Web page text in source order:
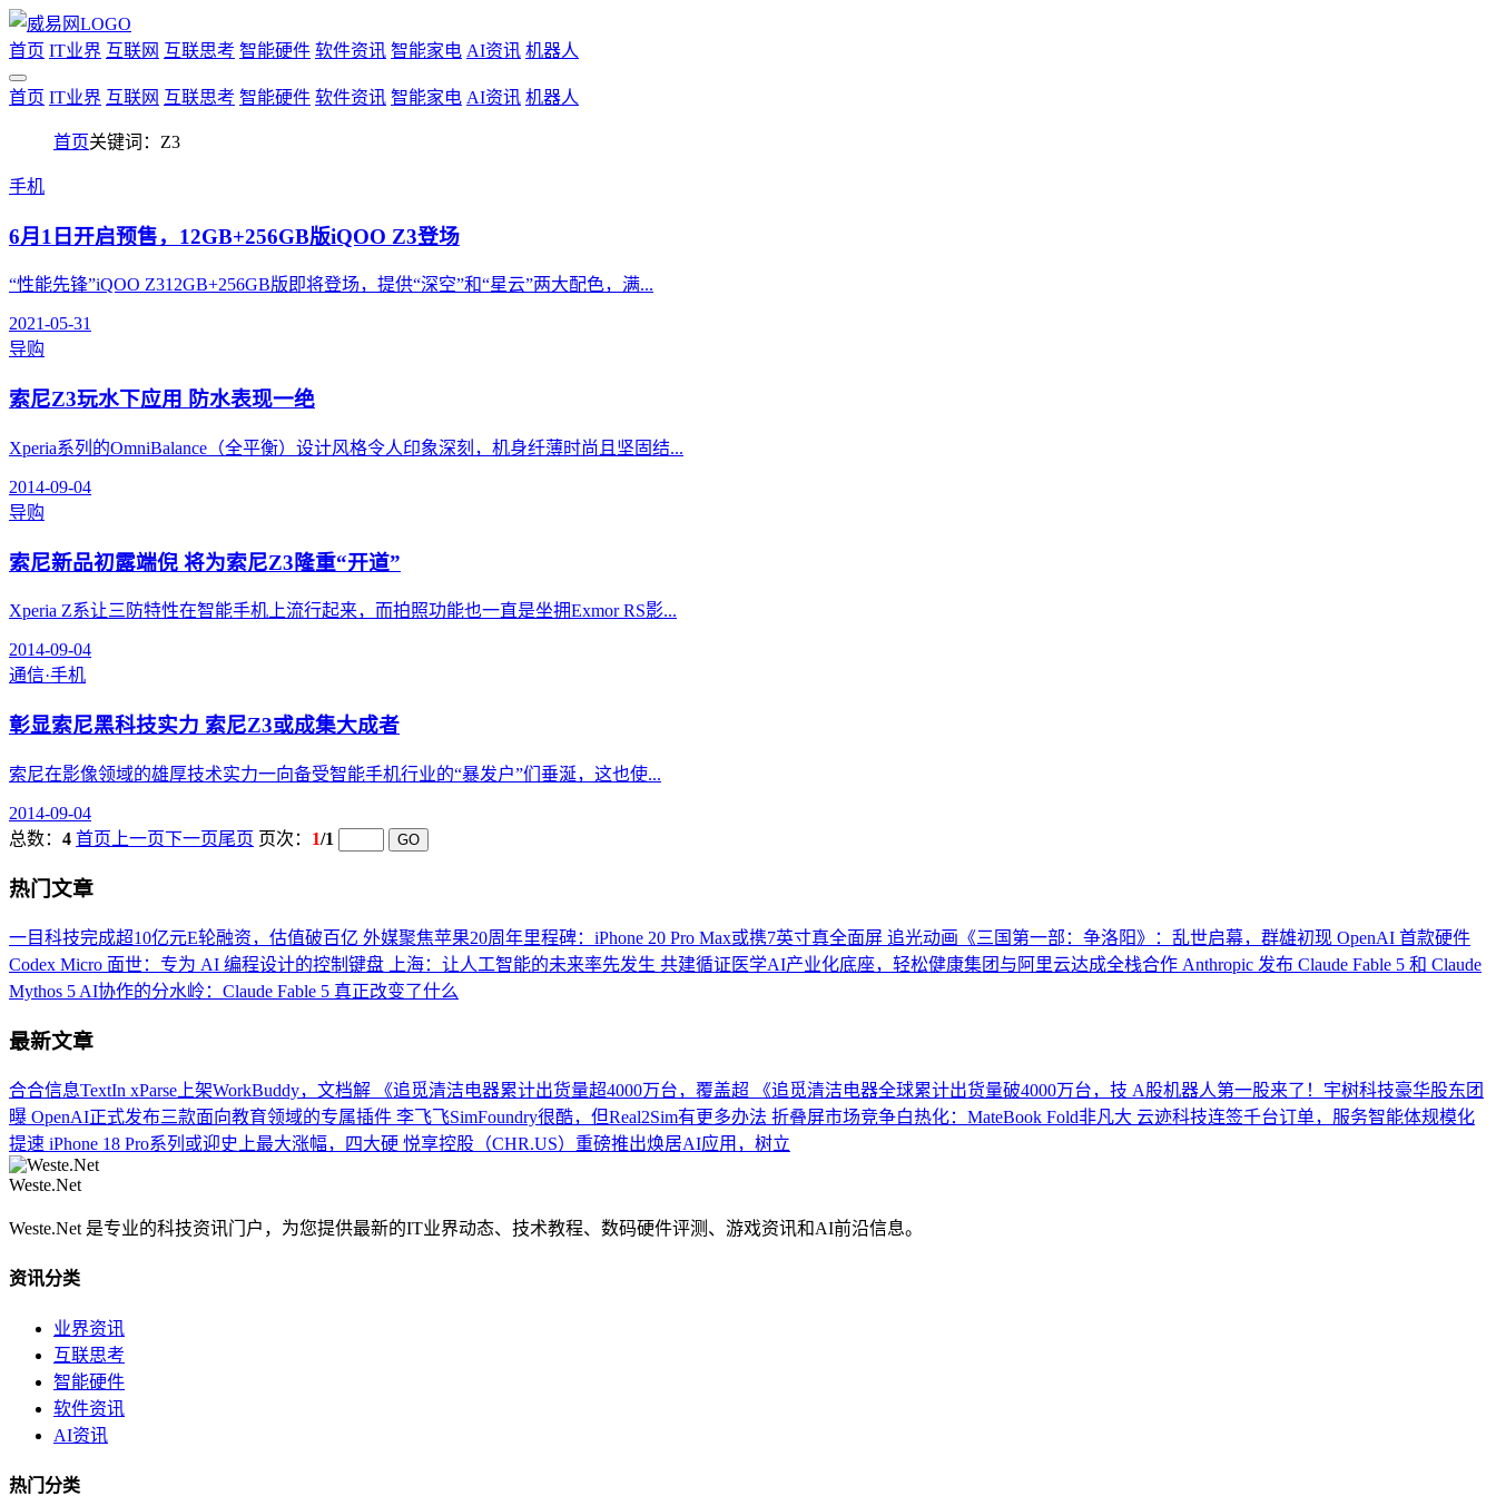
首页 IT业界 互联网 互联思考 智能硬件 软件资讯 智能家电 AI资讯 机器人
首页 IT业界 互联网 互联思考 智能硬件 软件资讯 智能家电 AI资讯 机器人
首页关键词：Z3
手机
6月1日开启预售，12GB+256GB版iQOO Z3登场
“性能先锋”iQOO Z312GB+256GB版即将登场，提供“深空”和“星云”两大配色，满...
2021-05-31
导购
索尼Z3玩水下应用 防水表现一绝
Xperia系列的OmniBalance（全平衡）设计风格令人印象深刻，机身纤薄时尚且坚固结...
2014-09-04
导购
索尼新品初露端倪 将为索尼Z3隆重“开道”
Xperia Z系让三防特性在智能手机上流行起来，而拍照功能也一直是坐拥Exmor RS影...
2014-09-04
通信·手机
彰显索尼黑科技实力 索尼Z3或成集大成者
索尼在影像领域的雄厚技术实力一向备受智能手机行业的“暴发户”们垂涎，这也使...
2014-09-04
总数： 4 首页 上一页下一页尾页 页次： 1/1
热门文章
一目科技完成超10亿元E轮融资，估值破百亿 外媒聚焦苹果20周年里程碑：iPhone 20 Pro Max或携7英寸真全面屏 追光动画《三国第一部：争洛阳》：乱世启幕，群雄初现 OpenAI 首款硬件
Codex Micro 面世：专为 AI 编程设计的控制键盘
上海：让人工智能的未来率先发生 共建循证医学AI产业化底座，轻松健康集团与阿里云达成全栈合作 Anthropic 发布 Claude Fable 5 和 Claude
Mythos 5 AI协作的分水岭：Claude Fable 5 真正改变了什么
最新文章
合合信息TextIn xParse上架WorkBuddy，文档解 《追觅清洁电器累计出货量超4000万台，覆盖超 《追觅清洁电器全球累计出货量破4000万台，技 A股机器人第一股来了！宇树科技豪华股东团
曝 OpenAI正式发布三款面向教育领域的专属插件 李飞飞SimFoundry很酷，但Real2Sim有更多办法 折叠屏市场竞争白热化：MateBook Fold非凡大 云迹科技连签千台订单，服务智能体规模化
提速 iPhone 18 Pro系列或迎史上最大涨幅，四大硬 悦享控股（CHR.US）重磅推出焕居AI应用，树立
Weste.Net
Weste.Net 是专业的科技资讯门户，为您提供最新的IT业界动态、技术教程、数码硬件评测、游戏资讯和AI前沿信息。
资讯分类
业界资讯
互联思考
智能硬件
软件资讯
AI资讯
热门分类